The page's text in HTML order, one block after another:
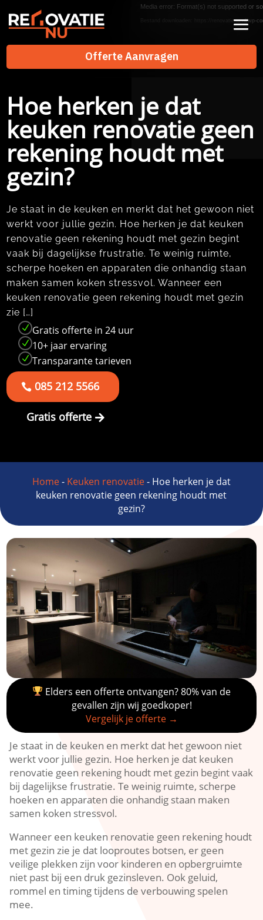
Offerte Aanvragen
Offerte Aanvragen
Media error: Format(s) not supported or
Bestand downloaden: https://renovatienu.nl/wp-
Hoe herken je dat
keuken renovatie geen
rekening houdt met
gezin?
Je staat in de keuken en merkt dat het gewoon niet
werkt voor jullie gezin.​ Hoe herken je dat keuken
renovatie geen rekening houdt met gezin begint
vaak bij dagelijkse frustratie.​ Te weinig ruimte,
scherpe hoeken en apparaten die onhandig staan
maken samen koken stressvol.​ Wanneer een
keuken renovatie geen rekening houdt met gezin
zie […]
N Gratis offerte in 24 uur
N 10+ jaar ervaring
N Transparante tarieven
085 212 5566
Gratis offerte
Home- Keuken renovatie- Hoe herken je dat
keuken renovatie geen rekening houdt met
gezin?
Elders een offerte ontvangen? 80% van de
gevallen zijn wij goedkoper!
Vergelijk je offerte →
Je staat in de keuken en merkt dat het gewoon niet
werkt voor jullie gezin.​ Hoe herken je dat keuken
renovatie geen rekening houdt met gezin begint vaak
bij dagelijkse frustratie.​ Te weinig ruimte, scherpe
hoeken en apparaten die onhandig staan maken
samen koken stressvol.​
Wanneer een keuken renovatie geen rekening houdt
met gezin zie je dat looproutes botsen, er geen
veilige plekken zijn voor kinderen en opbergruimte
niet past bij een druk gezinsleven.​ Ook geluid,
rommel en timing tijdens de verbouwing spelen
mee.​